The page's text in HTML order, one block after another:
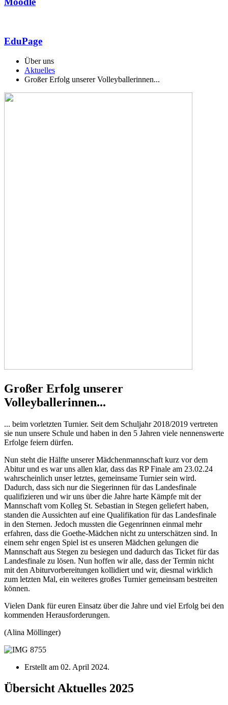
EduPage
Über uns
Aktuelles
Großer Erfolg unserer Volleyballerinnen...
Großer Erfolg unserer
Volleyballerinnen...
... beim vorletzten Turnier. Seit dem Schuljahr 2018/2019 vertreten
sie nun unsere Schule und haben in den 5 Jahren viele nennenswerte
Erfolge feiern dürfen.
Nun steht die Hälfte unserer Mädchenmannschaft kurz vor dem
Abitur und es war uns allen klar, dass das RP Finale am 23.02.24
wahrscheinlich unser letztes, gemeinsame Turnier sein wird.
Dadurch, dass sich nur die Siegerinnen für das Landesfinale
qualifizieren und wir uns über die Jahre harte Kämpfe mit der
Mannschaft vom Kolleg St. Sebastian in Stegen geliefert haben,
standen die Aussichten auf eine Qualifikation für das Landesfinale
in den Sternen. Jedoch mussten die Gegenrinnen einmal mehr
erfahren, dass die Goethe-Mädchen nicht zu unterschätzen sind. In
einem sehr engen Spiel ist es unseren Mädchen gelungen die
Mannschaft aus Stegen zu besiegen und dadurch das Ticket für das
Landesfinale zu lösen. Nun hoffen wir alle, dass der Termin nicht
mit den Abiturvorbereitungen kollidiert und wir, diesmal wirklich
zum letzten Mal, ein weiteres großes Turnier gemeinsam bestreiten
können.
Vielen Dank für euren Einsatz über die Jahre und viel Erfolg bei den
kommenden Herausforderungen.
(Alina Möllinger)
Erstellt am 02. April 2024.
Übersicht Aktuelles 2025